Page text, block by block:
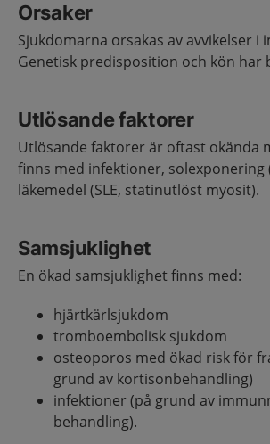
Orsaker
Sjukdomarna orsakas av avvikelser i
Genetisk predisposition och kön har
Utlösande faktorer
Utlösande faktorer är oftast okända
finns med infektioner, solexponering
läkemedel (SLE, statinutlöst myosit).
Samsjuklighet
En ökad samsjuklighet finns med:
hjärtkärlsjukdom
tromboembolisk sjukdom
osteoporos med ökad risk för
grund av kortisonbehandling)
infektioner (på grund av
behandling).